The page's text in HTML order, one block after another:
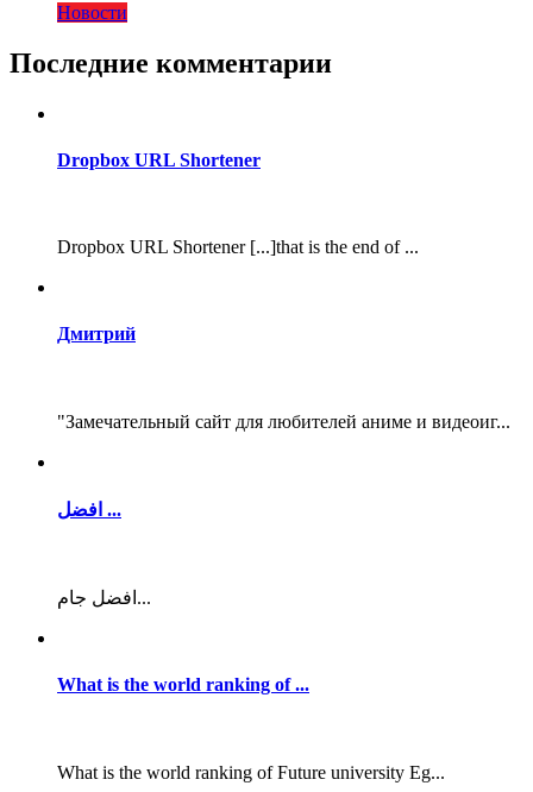
Новости
Последние комментарии
Dropbox URL Shortener
Dropbox URL Shortener [...]that is the end of ...
Дмитрий
"Замечательный сайт для любителей аниме и видеоиг...
افضل ...
افضل جام...
What is the world ranking of ...
What is the world ranking of Future university Eg...